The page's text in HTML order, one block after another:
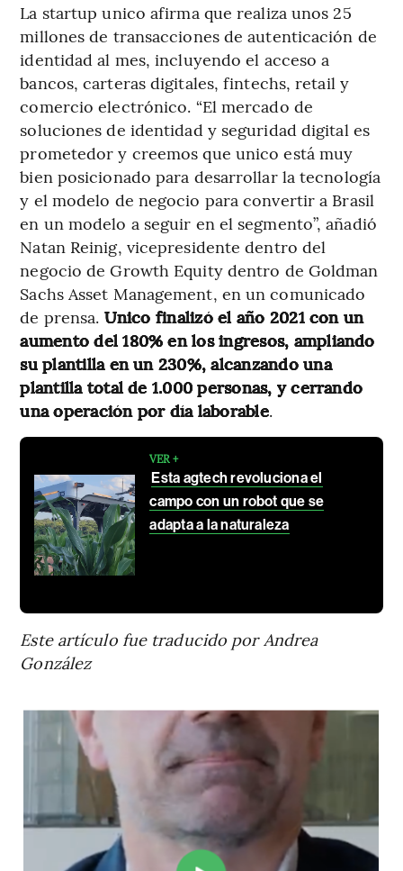
La startup unico afirma que realiza unos 25
millones de transacciones de autenticación de
identidad al mes, incluyendo el acceso a
bancos, carteras digitales, fintechs, retail y
comercio electrónico. “El mercado de
soluciones de identidad y seguridad digital es
prometedor y creemos que unico está muy
bien posicionado para desarrollar la tecnología
y el modelo de negocio para convertir a Brasil
en un modelo a seguir en el segmento”, añadió
Natan Reinig, vicepresidente dentro del
negocio de Growth Equity dentro de Goldman
Sachs Asset Management, en un comunicado
de prensa. Unico finalizó el año 2021 con un
aumento del 180% en los ingresos, ampliando
su plantilla en un 230%, alcanzando una
plantilla total de 1.000 personas, y cerrando
una operación por día laborable.
VER +
Esta agtech revoluciona el
campo con un robot que se
adapta a la naturaleza
Este artículo fue traducido por Andrea
González